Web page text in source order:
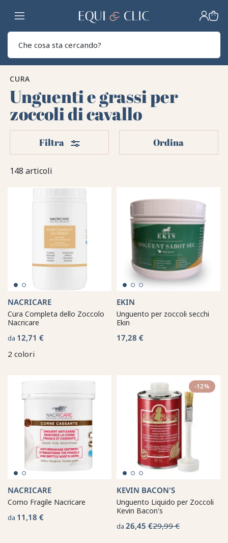
Casa
CURA
Unguenti e grassi per
zoccoli di cavallo
148 articoli
Filtra Filtri Ordina
NACRICARE
Cura Completa dello Zoccolo
Nacricare
da 12,71 €
2 colori
EKIN
Unguento per zoccoli secchi
Ekin
17,28 €
NACRICARE
Corno Fragile Nacricare
da 11,18 €
-12%
KEVIN BACON'S
Unguento Liquido per Zoccoli
Kevin Bacon's
da 26,45 €29,99 €